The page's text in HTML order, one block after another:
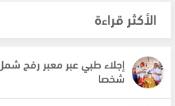
الأكثر قراءة
شخصا